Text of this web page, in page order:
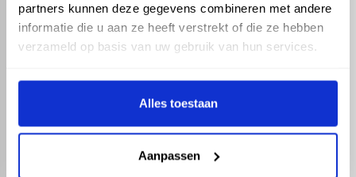
partners kunnen deze gegevens combineren met andere
informatie die u aan ze heeft verstrekt of die ze hebben
verzameld op basis van uw gebruik van hun services.
Alles toestaan
Aanpassen
ASSORTIMENT
Hemelwaterafvoer
Drukleiding
Beregening
Dak en gevel
KENNIS EN HULP
Klantenservice
Kennisbank
PRODUCTCATALOGUS 2026